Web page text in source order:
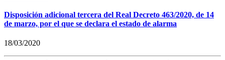
Disposición adicional tercera del Real Decreto 463/2020, de 14
de marzo, por el que se declara el estado de alarma
18/03/2020